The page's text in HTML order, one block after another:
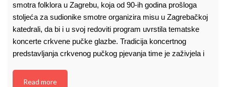
smotra folklora u Zagrebu, koja od 90-ih godina prošloga
stoljeća za sudionike smotre organizira misu u Zagrebačkoj
katedrali, da bi i u svoj redoviti program uvrstila tematske
koncerte crkvene pučke glazbe. Tradicija koncertnog
predstavljanja crkvenog pučkog pjevanja time je zaživjela i
Read more